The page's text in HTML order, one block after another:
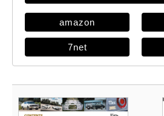
amazon
7net